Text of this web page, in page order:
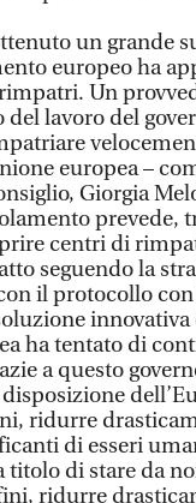
un grande
europeo ha
Un
lavoro del
europea –
Giorgia
prevede,
centri di
seguendo la
il protocollo con
ha tentato di
a questo
ridurre
di esseri
di stare da
ridurre